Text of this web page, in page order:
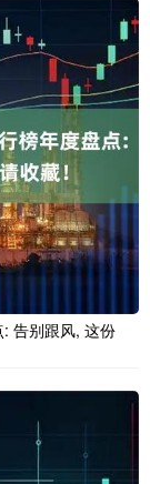
告别跟风, 这份